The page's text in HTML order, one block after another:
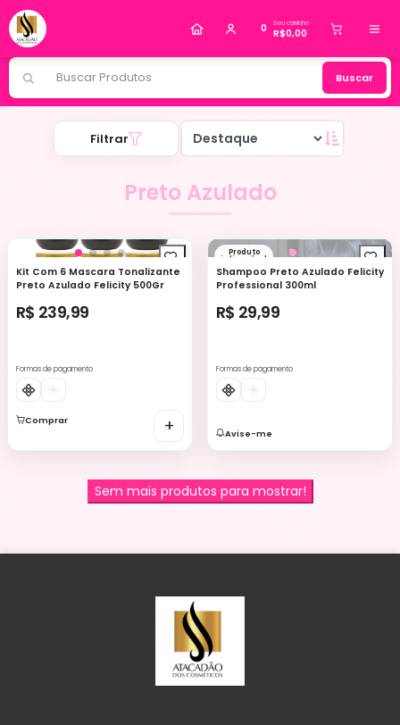
0 Seu carrinho
R$0,00
Buscar
Filtrar
Preto Azulado
Kit Com 6 Mascara Tonalizante
Preto Azulado Felicity 500Gr
R$ 239,99
Formas de pagamento
Comprar +
Produto
indisponível
Shampoo Preto Azulado Felicity
Professional 300ml
R$ 29,99
Formas de pagamento
Avise-me
Sem mais produtos para mostrar!
40P 0,07D Mix Real Love.